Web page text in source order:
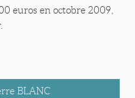
euros en octobre 2009,
BLANC